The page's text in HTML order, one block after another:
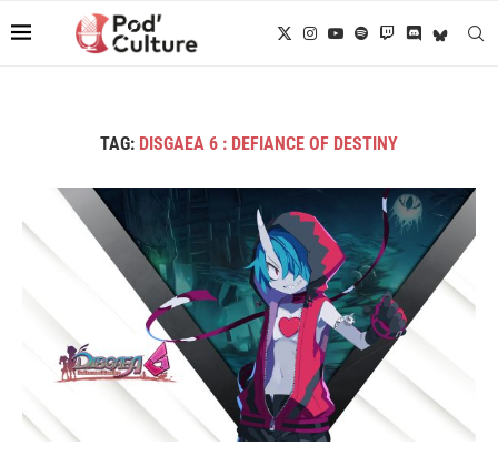
TAG: DISGAEA 6 : DEFIANCE OF DESTINY